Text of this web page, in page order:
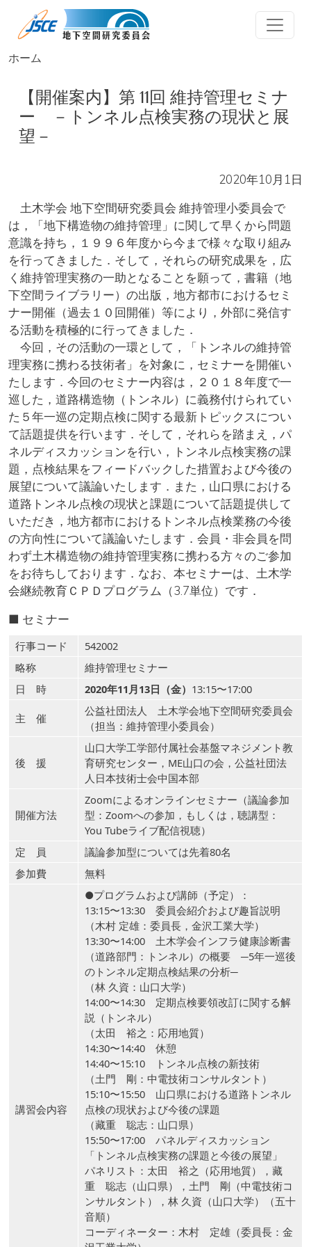
メインコンテンツに移動
ホーム
【開催案内】第 11回 維持管理セミナ
ー －トンネル点検実務の現状と展
望－
2020年10月1日
土木学会 地下空間研究委員会 維持管理小委員会で
は，「地下構造物の維持管理」に関して早くから問題
意識を持ち，１９９６年度から今まで様々な取り組み
を行ってきました．そして，それらの研究成果を，広
く維持管理実務の一助となることを願って，書籍（地
下空間ライブラリー）の出版，地方都市におけるセミ
ナー開催（過去１０回開催）等により，外部に発信す
る活動を積極的に行ってきました．
今回，その活動の一環として，「トンネルの維持管
理実務に携わる技術者」を対象に，セミナーを開催い
たします．今回のセミナー内容は，２０１８年度で一
巡した，道路構造物（トンネル）に義務付けられてい
た５年一巡の定期点検に関する最新トピックスについ
て話題提供を行います．そして，それらを踏まえ，パ
ネルディスカッションを行い，トンネル点検実務の課
題，点検結果をフィードバックした措置および今後の
展望について議論いたします．また，山口県における
道路トンネル点検の現状と課題について話題提供して
いただき，地方都市におけるトンネル点検業務の今後
の方向性について議論いたします．会員・非会員を問
わず土木構造物の維持管理実務に携わる方々のご参加
をお待ちしております．なお、本セミナーは、土木学
会継続教育ＣＰＤプログラム（3.7単位）です．
■ セミナー
行事コード
542002
略称
維持管理セミナー
日 時
2020年11月13日（金） 13:15〜17:00
主 催
公益社団法人 土木学会地下空間研究委員会
（担当：維持管理小委員会）
後 援
山口大学工学部付属社会基盤マネジメント教
育研究センター，ME山口の会，公益社団法
人日本技術士会中国本部
開催方法
Zoomによるオンラインセミナー（議論参加
型：Zoomへの参加，もしくは，聴講型：
You Tubeライブ配信視聴）
定 員
議論参加型については先着80名
参加費
無料
講習会内容
●プログラムおよび講師（予定）：
13:15〜13:30 委員会紹介および趣旨説明
（木村 定雄：委員長，金沢工業大学）
13:30〜14:00 土木学会インフラ健康診断書
（道路部門：トンネル）の概要 ─5年一巡後
のトンネル定期点検結果の分析─
（林 久資：山口大学）
14:00〜14:30 定期点検要領改訂に関する解
説（トンネル）
（太田 裕之：応用地質）
14:30〜14:40 休憩
14:40〜15:10 トンネル点検の新技術
（土門 剛：中電技術コンサルタント）
15:10〜15:50 山口県における道路トンネル
点検の現状および今後の課題
（藏重 聡志：山口県）
15:50〜17:00 パネルディスカッション
「トンネル点検実務の課題と今後の展望」
パネリスト：太田 裕之（応用地質），藏
重 聡志（山口県），土門 剛（中電技術コ
ンサルタント），林 久資（山口大学）（五十
音順）
コーディネーター：木村 定雄（委員長：金